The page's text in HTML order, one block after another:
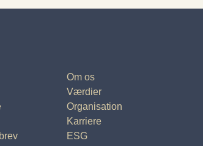
Om os
Værdier
Organisation
Karriere
ESG